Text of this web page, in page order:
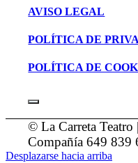
AVISO LEGAL
POLÍTICA DE
POLÍTICA DE
© La Carreta Teatro
Compañía 649 839
Desplazarse hacia arriba